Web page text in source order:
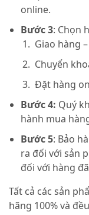
online.
Bước 3: Chọn
Giao hàng
Chuyển
Đặt hàng
Bước 4: Quý
hành mua
Bước 5: Bảo
ra đối với sản
đối với hàng
Tất cả các sản
hãng 100% và